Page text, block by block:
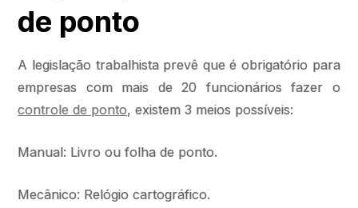
de ponto
A legislação trabalhista prevê que é obrigatório para
empresas com mais de 20 funcionários fazer o
controle de ponto, existem 3 meios possíveis:
Manual: Livro ou folha de ponto.
Mecânico: Relógio cartográfico.